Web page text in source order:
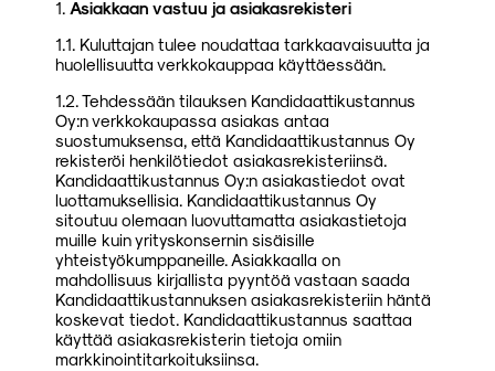
1. Asiakkaan vastuu ja asiakasrekisteri
1.1. Kuluttajan tulee noudattaa tarkkaavaisuutta ja
huolellisuutta verkkokauppaa käyttäessään.
1.2. Tehdessään tilauksen Kandidaattikustannus
Oy:n verkkokaupassa asiakas antaa
suostumuksensa, että Kandidaattikustannus Oy
rekisteröi henkilötiedot asiakasrekisteriinsä.
Kandidaattikustannus Oy:n asiakastiedot ovat
luottamuksellisia. Kandidaattikustannus Oy
sitoutuu olemaan luovuttamatta asiakastietoja
muille kuin yrityskonsernin sisäisille
yhteistyökumppaneille. Asiakkaalla on
mahdollisuus kirjallista pyyntöä vastaan saada
Kandidaattikustannuksen asiakasrekisteriin häntä
koskevat tiedot. Kandidaattikustannus saattaa
käyttää asiakasrekisterin tietoja omiin
markkinointitarkoituksiinsa.